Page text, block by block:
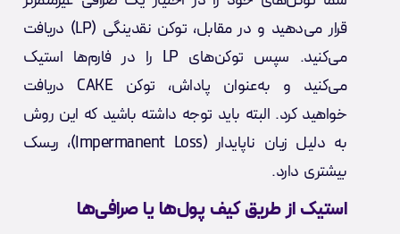
قرار می‌دهید و در مقابل، توکن‌ نقدینگی (LP) دریافت
می‌کنید. سپس توکن‌های LP را در فارم‌ها استیک
می‌کنید و به‌عنوان پاداش، توکن CAKE دریافت
خواهید کرد. البته باید توجه داشته باشید که این روش
به دلیل زیان ناپایدار (Impermanent Loss)، ریسک
بیشتری دارد.
استیک از طریق کیف پول‌ها یا صرافی‌ها